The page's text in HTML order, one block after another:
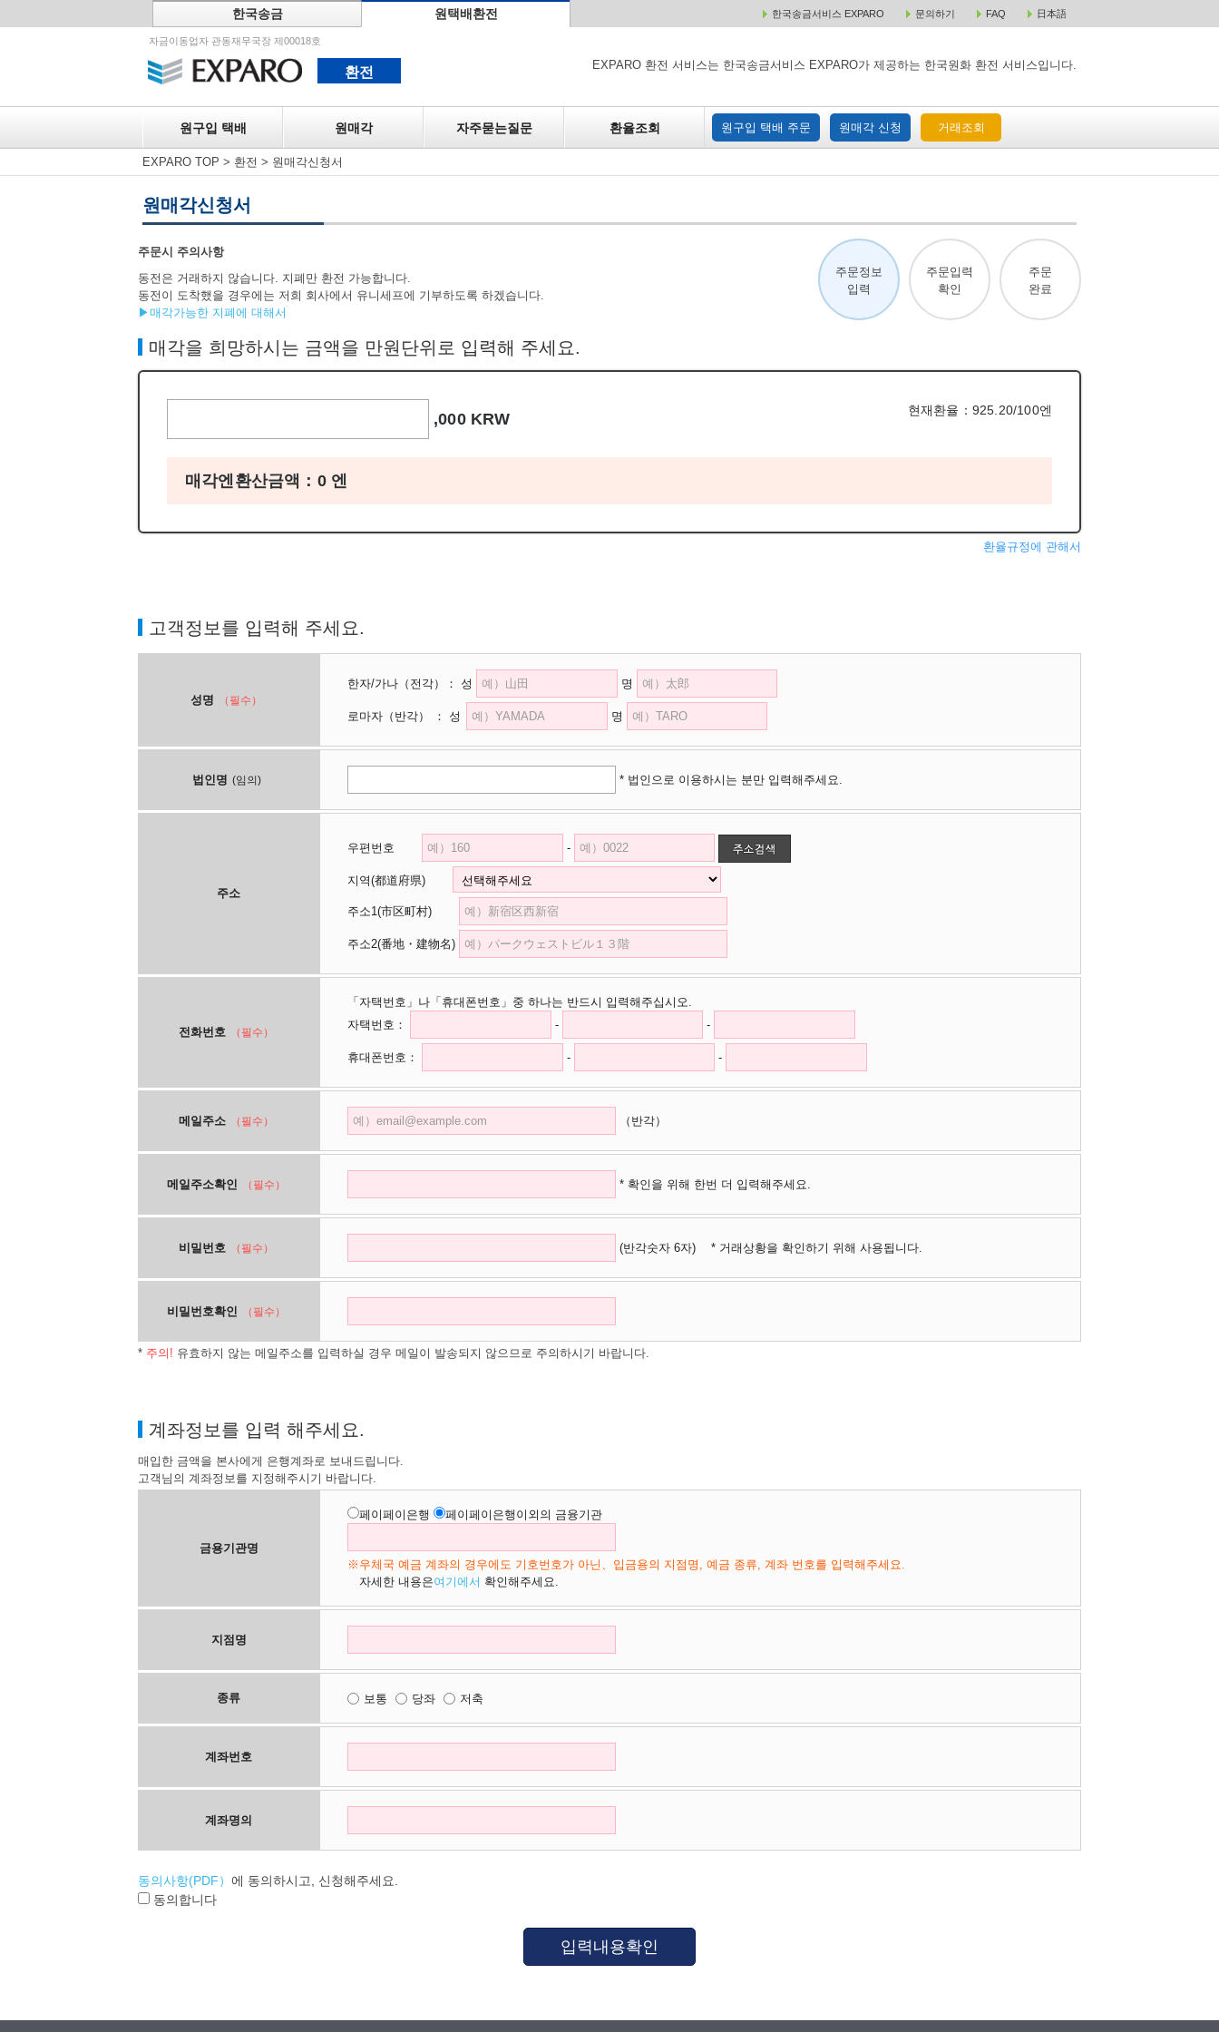
한국송금 원택배환전 한국송금서비스 EXPARO 문의하기 FAQ 日本語
자금이동업자 관동재무국장 제00018호
환전 EXPARO 환전 서비스는 한국송금서비스 EXPARO가 제공하는 한국원화 환전 서비스입니다.
원구입 택배 원매각 자주묻는질문 환율조회 원구입 택배 주문 원매각 신청 거래조회
원매각 원구입 택배 주문 원매각 주문 거래조회
EXPARO TOP > 환전 > 원매각신청서
원매각신청서
주문시 주의사항
동전은 거래하지 않습니다. 지폐만 환전 가능합니다.
동전이 도착했을 경우에는 저희 회사에서 유니세프에 기부하도록 하겠습니다.
▶매각가능한 지폐에 대해서
주문정보
입력
주문입력
확인
주문
완료
매각을 희망하시는 금액을 만원단위로 입력해 주세요.
,000 KRW 현재환율：925.20/100엔
매각엔환산금액： 0엔
환율규정에 관해서
고객정보를 입력해 주세요.
성명 （필수）
한자/가나 （전각） ： 성 명
로마자 （반각） ： 성 명
법인명 (임의) * 법인으로 이용하시는 분만 입력해주세요.
주소
우편번호 -
지역(都道府県)
주소1(市区町村)
주소2(番地・建物名)
전화번호 （필수）
「자택번호」나「휴대폰번호」중 하나는 반드시 입력해주십시오.
자택번호：
- -
휴대폰번호： - -
메일주소 （필수） （반각）
메일주소확인 （필수） * 확인을 위해 한번 더 입력해주세요.
비밀번호 （필수） (반각숫자 6자) * 거래상황을 확인하기 위해 사용됩니다.
비밀번호확인 （필수）
* 주의! 유효하지 않는 메일주소를 입력하실 경우 메일이 발송되지 않으므로 주의하시기 바랍니다.
계좌정보를 입력 해주세요.
매입한 금액을 본사에게 은행계좌로 보내드립니다.
고객님의 계좌정보를 지정해주시기 바랍니다.
금용기관명
페이페이은행 페이페이은행이외의 금융기관
※우체국 예금 계좌의 경우에도 기호번호가 아닌、입금용의 지점명, 예금 종류, 계좌 번호를 입력해주세요.
자세한 내용은여기에서 확인해주세요.
지점명
종류 보통 당좌 저축
계좌번호
계좌명의
동의사항(PDF） 에 동의하시고, 신청해주세요.
동의합니다
입력내용확인